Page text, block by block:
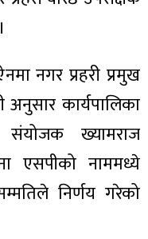
नगर प्रहरी प्रमुख
कार्यपालिका
ख्यामराज
एसपीको नाममध्ये
निर्णय गरेको